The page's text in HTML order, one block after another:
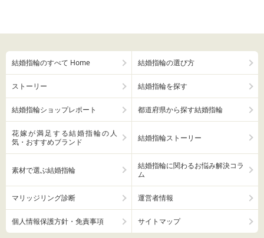
結婚指輪のすべて Home 結婚指輪の選び方
ストーリー 結婚指輪を探す
結婚指輪ショップレポート 都道府県から探す結婚指輪
花嫁が満足する結婚指輪の人
気・おすすめブランド
結婚指輪ストーリー
素材で選ぶ結婚指輪
結婚指輪に関わるお悩み解決コラ
ム
マリッジリング診断 運営者情報
個人情報保護方針・免責事項 サイトマップ